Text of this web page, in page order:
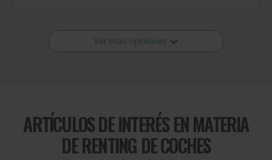
Ver más opiniones
ARTÍCULOS DE INTERÉS EN MATERIA
DERENTING DE COCHES